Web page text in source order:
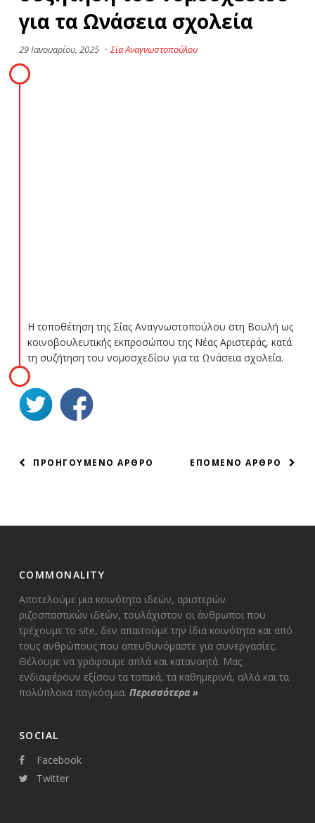
για τα Ωνάσεια σχολεία
29 Ιανουαρίου, 2025 · Σία Αναγνωστοπούλου
Η τοποθέτηση της Σίας Αναγνωστοπούλου στη Βουλή ως
κοινοβουλευτικής εκπροσώπου της Νέας Αριστεράς, κατά
τη συζήτηση του νομοσχεδίου για τα Ωνάσεια σχολεία.
ΠΛΟΗΓΗΣΗ
ΕΠΟΜΕΝΟ ΑΡΘΡΟ
ΠΡΟΗΓΟΥΜΕΝΟ ΑΡΘΡΟ
COMMONALITY
Αποτελούμε μια κοινότητα ιδεών, αριστερών
ριζοσπαστικών ιδεών, τουλάχιστον οι άνθρωποι που
τρέχουμε το site, δεν απαιτούμε την ίδια κοινότητα και από
τους ανθρώπους που απευθυνόμαστε για συνεργασίες.
Θέλουμε να γράφουμε απλά και κατανοητά. Μας
ενδιαφέρουν εξίσου τα τοπικά, τα καθημερινά, αλλά και τα
πολύπλοκα παγκόσμια. Περισσότερα»
SOCIAL
Facebook
Twitter